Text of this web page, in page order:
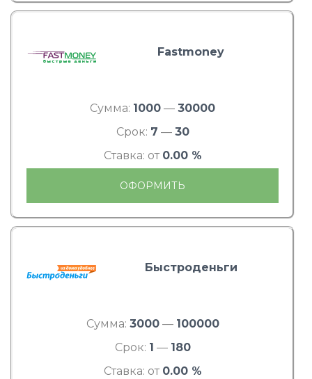
Fastmoney
Сумма: 1000 — 30000
Срок: 7 — 30
Ставка: от 0.00 %
ОФОРМИТЬ
Быстроденьги
Сумма: 3000— 100000
Срок: 1 — 180
Ставка: от 0.00 %